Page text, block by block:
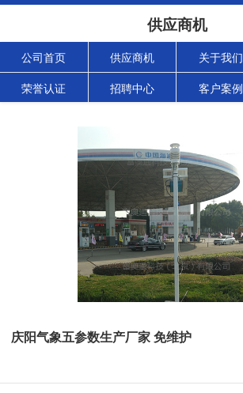
供应商机
公司首页 供应商机 关于我们
荣誉认证 招聘中心 客户案例
庆阳气象五参数生产厂家 免维护